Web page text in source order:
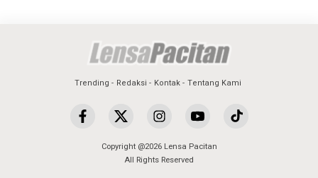
Trending Redaksi Kontak Tentang Kami
Copyright @2026 Lensa Pacitan
All Rights Reserved